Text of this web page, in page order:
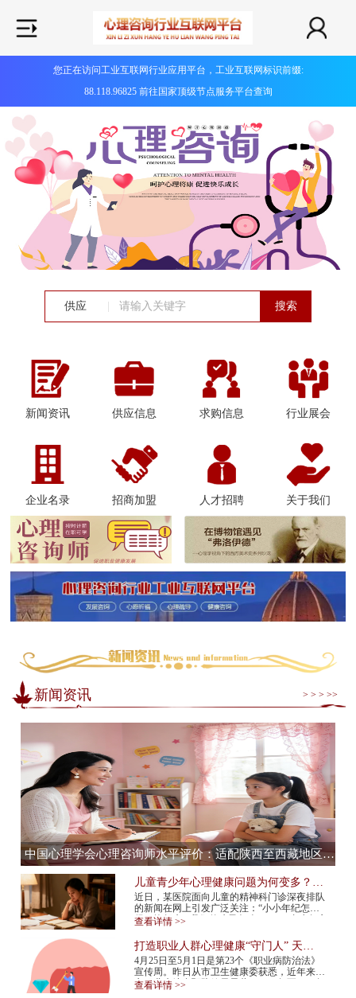
您正在访问工业互联网行业应用平台，工业互联网标识前缀:
88.118.96825 前往国家顶级节点服务平台查询
供应 搜索
新闻资讯 供应信息 求购信息 行业展会
企业名录 招商加盟 人才招聘 关于我们
新闻资讯 > > > >>
中国心理学会心理咨询师水平评价：适配陕西至西藏地区，心理咨询师水平评价全流程服务提供商
儿童青少年心理健康问题为何变多？应
该如何预防？
近日，某医院面向儿童的精神科门诊深夜排队
的新闻在网上引发广泛关注：“小小年纪怎么
得了抑郁症”“我们的孩子怎么了”……青少年心
查看详情 >>
打造职业人群心理健康“守门人” 天津
市职业人群心理咨询平台上线
4月25日至5月1日是第23个《职业病防治法》
宣传周。昨日从市卫生健康委获悉，近年来我
市职业病综合预防效果显著，2015年至2024年
查看详情 >>